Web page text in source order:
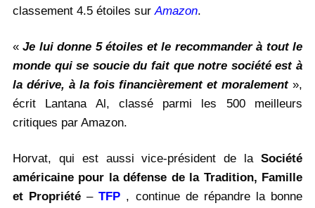
classement 4.5 étoiles surAmazon.
«Je lui donne 5 étoiles et le recommander à tout le
monde qui se soucie du fait que notre société est à
la dérive, à la fois financièrement et moralement »,
écrit Lantana Al, classé parmi les 500 meilleurs
critiques par Amazon.
Horvat, qui est aussi vice-président de la Société
américaine pour la défense de la Tradition, Famille
et Propriété –TFP , continue de répandre la bonne